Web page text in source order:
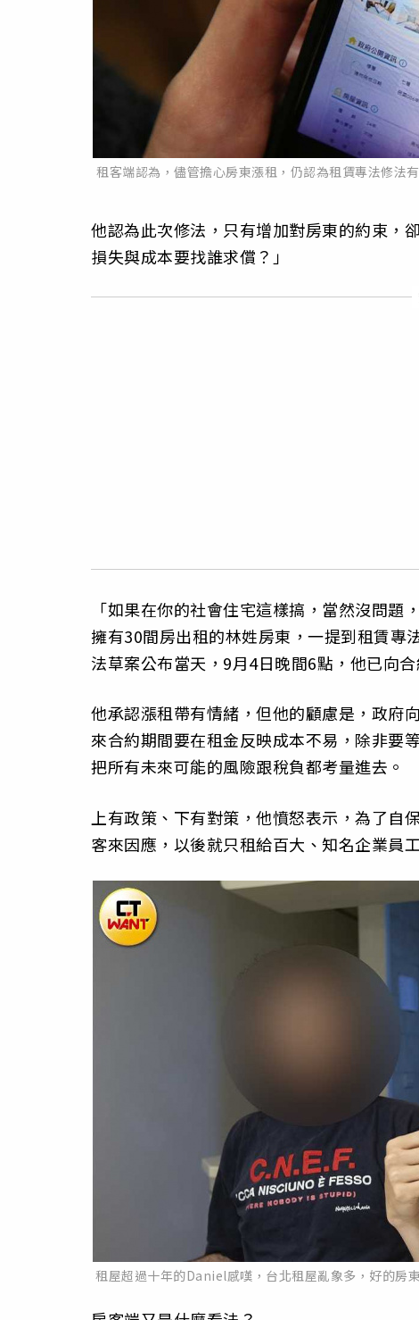
租客端認為，儘管擔心房東漲租，仍認為租賃專法修法
他認為此次修法，只有增加對房東的約束，
損失與成本要找誰求償？」
「如果在你的社會住宅這樣搞，當然沒問
擁有30間房出租的林姓房東，一提到租賃專
法草案公布當天，9月4日晚間6點，他已向
他承認漲租帶有情緒，但他的顧慮是，政府
來合約期間要在租金反映成本不易，除非要
把所有未來可能的風險跟稅負都考量進去。
上有政策、下有對策，他憤怒表示，為了
客來因應，以後就只租給百大、知名企業員
租屋超過十年的Daniel感嘆，台北租屋亂象多，好的房